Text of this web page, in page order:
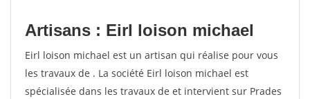
Artisans : Eirl loison michael
Eirl loison michael est un artisan qui réalise pour vous
les travaux de . La société Eirl loison michael est
spécialisée dans les travaux de et intervient sur Prades